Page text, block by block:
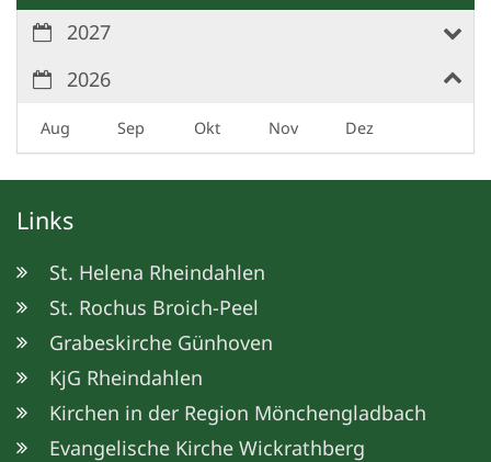
2027
2026
Aug Sep Okt Nov Dez
Links
St. Helena Rheindahlen
St. Rochus Broich-Peel
Grabeskirche Günhoven
KjG Rheindahlen
Kirchen in der Region Mönchengladbach
Evangelische Kirche Wickrathberg